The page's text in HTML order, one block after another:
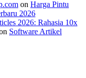
on Harga Pintu
2026
2026: Rahasia 10x
Software Artikel